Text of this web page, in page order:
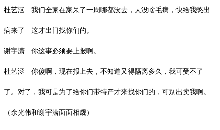
杜艺涵：我们全家在家呆了一周哪都没去，人没啥毛病，快给我憋出
病来了，这才出门找你们的。
谢宇潇：你这事必须要上报啊。
杜艺涵：你傻啊，现在报上去，不知道又得隔离多久，我可受不了
了。对了，我可是为了给你们带特产才来找你们的，可别出卖我啊。
（余光伟和谢宇潇面面相觑）